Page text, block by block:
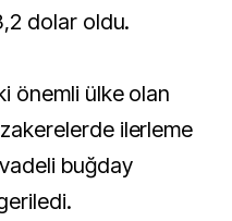
dolar oldu.
önemli ülke olan
ilerleme
vadeli buğday